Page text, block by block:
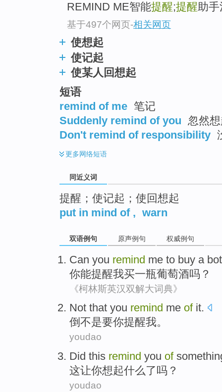
REMIND ME智能提醒;提醒助
基于497个网页-相关网页
使想起
使记起
使某人回想起
短语
remind of me 笔记
Suddenly remind of you 忽然
Don't remind of responsibility
更多网络短语
同近义词
提醒；使记起；使回想起
put in mind of, warn
双语例句 原声例句 权威例句
Can you remind me to buy a
你能提醒我买一瓶葡萄酒吗？
《柯林斯英汉双解大词典》
Not that you remind me ofit.
倒不是要你提醒我。
youdao
Did this remind you of
这让你想起什么了吗？
youdao